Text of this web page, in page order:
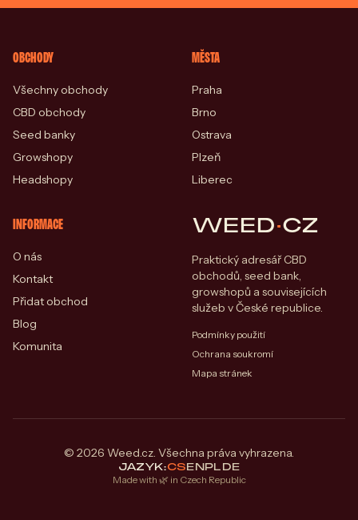
OBCHODY
Všechny obchody
CBD obchody
Seed banky
Growshopy
Headshopy
MĚSTA
Praha
Brno
Ostrava
Plzeň
Liberec
INFORMACE
O nás
Kontakt
Přidat obchod
Blog
Komunita
WEED·CZ
Praktický adresář CBD
obchodů, seed bank,
growshopů a souvisejících
služeb v České republice.
Podmínky použití
Ochrana soukromí
Mapa stránek
© 2026 Weed.cz. Všechna práva vyhrazena.
JAZYK:CSENPLDE
Made with 🌿 in Czech Republic